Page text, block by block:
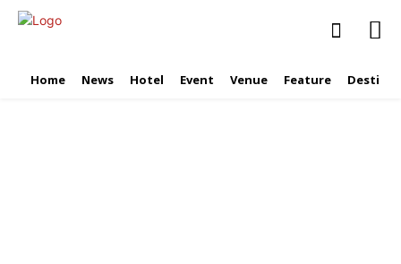
Home News Hotel Event Venue Feature